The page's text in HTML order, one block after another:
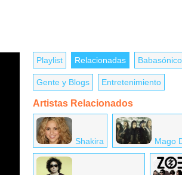
Playlist Relacionadas
Gente y Blogs Entretenimiento
Artistas Relacionados
Shakira Mago